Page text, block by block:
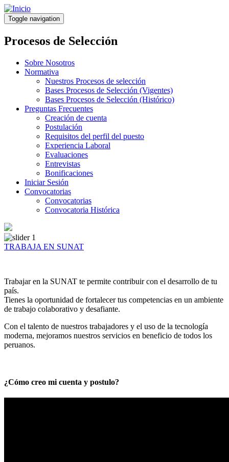
Pasar
al
contenido
principal
Toggle navigation
Procesos de Selección
Sobre Nosotros
Normativa
Nuestros Procesos de selección
Bases Procesos de Selección (Vigentes)
Bases Procesos de Selección (Histórico)
Preguntas Frecuentes
Creación de cuenta
Postulación
Requisitos del perfil del puesto
Experiencia Laboral
Evaluaciones
Entrevistas
Bonificaciones
Iniciar Sesión
Convocatorias
Convocatorias
Convocatoria Histórica
TRABAJA EN SUNAT
Trabajar en la SUNAT te permite contribuir con el desarrollo de tu
país.
Tienes la oportunidad de fortalecer tus competencias en un ambiente
de trabajo colaborativo y desafiante.
Con el talento de nuestros trabajadores y el uso de la tecnología
moderna, mejoramos nuestros servicios en beneficio de todos los
peruanos.
¿Cómo creo mi cuenta y postulo?